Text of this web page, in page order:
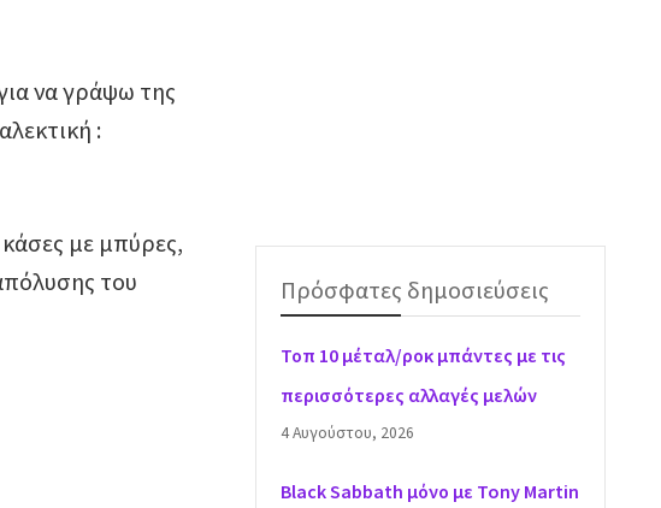
να γράψω της
:
με μπύρες,
του
Πρόσφατες δημοσιεύσεις
Τοπ 10 μέταλ/ροκ μπάντες με τις
περισσότερες αλλαγές μελών
4 Αυγούστου, 2026
Black Sabbath μόνο με Tony Martin